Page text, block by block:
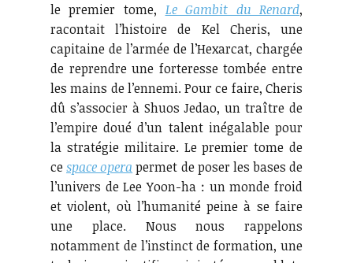
le premier tome, Le Gambit du Renard,
racontait l’histoire de Kel Cheris, une
capitaine de l’armée de l’Hexarcat, chargée
de reprendre une forteresse tombée entre
les mains de l’ennemi. Pour ce faire, Cheris
dû s’associer à Shuos Jedao, un traître de
l’empire doué d’un talent inégalable pour
la stratégie militaire. Le premier tome de
cespace opera permet de poser les bases de
l’univers de Lee Yoon-ha : un monde froid
et violent, où l’humanité peine à se faire
une place. Nous nous rappelons
notamment de l’instinct de formation, une